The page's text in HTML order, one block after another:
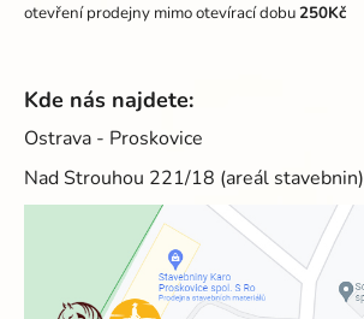
otevření prodejny mimo otevírací dobu250Kč
Kde nás najdete:
Ostrava - Proskovice
Nad Strouhou 221/18 (areál stavebnin)